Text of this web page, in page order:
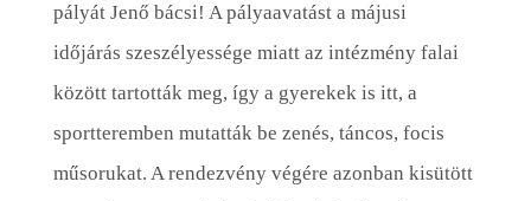
pályát Jenő bácsi! A pályaavatást a májusi
időjárás szeszélyessége miatt az intézmény falai
között tartották meg, így a gyerekek is itt, a
sportteremben mutatták be zenés, táncos, focis
műsorukat. A rendezvény végére azonban kisütött